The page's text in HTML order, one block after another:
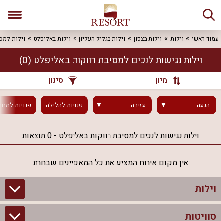
עמוד ראשי וילות וילות בצפון וילות בגליל העליון וילות באליפלט וילות
וילות נגישות לנכים למסיבת רווקות באליפלט (0)
מיון סינון
הגעה עזיבה פנויותלהלילה פנויות
וילות נגישות לנכים למסיבת רווקות באליפלט - 0 תוצאות
אין מקום אירוח המציע את כל המאפיינים שבחרת
וילות
סוויטות